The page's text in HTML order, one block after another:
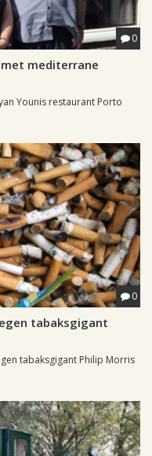
0
mediterrane
Younis restaurant Porto
0
tabaksgigant
tabaksgigant Philip Morris